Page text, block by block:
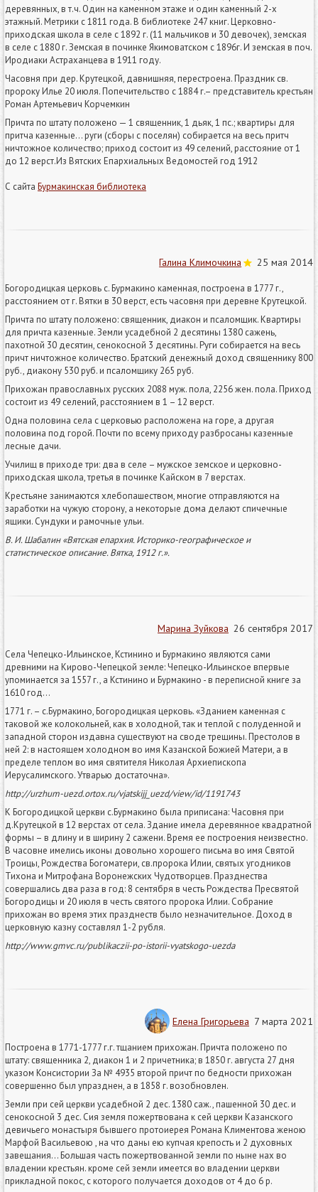
деревянных, в т.ч. Один на каменном этаже и один каменный 2-х
этажный. Метрики с 1811 года. В библиотеке 247 книг. Церковно-
приходская школа в селе с 1892 г. (11 мальчиков и 30 девочек), земская
в селе с 1880 г. Земская в починке Якимоватском с 1896г. И земская в поч.
Иродиаки Астраханцева в 1911 году.
Часовня при дер. Крутецкой, давнишняя, перестроена. Праздник св.
пророку Илье 20 июля. Попечительство с 1884 г.– представитель крестьян
Роман Артемьевич Корчемкин
Причта по штату положено — 1 священник, 1 дьяк, 1 пс.; квартиры для
притча казенные… руги (сборы с поселян) собирается на весь притч
ничтожное количество; приход состоит из 49 селений, расстояние от 1
до 12 верст.Из Вятских Епархиальных Ведомостей год 1912
С сайта Бурмакинская библиотека
Галина Климочкина 25 мая 2014
Богородицкая церковь с. Бурмакино каменная, построена в 1777 г.,
расстоянием от г. Вятки в 30 верст, есть часовня при деревне Крутецкой.
Причта по штату положено: священник, диакон и псаломщик. Квартиры
для причта казенные. Земли усадебной 2 десятины 1380 сажень,
пахотной 30 десятин, сенокосной 3 десятины. Руги собирается на весь
причт ничтожное количество. Братский денежный доход священнику 800
руб., диакону 530 руб. и псаломщику 265 руб.
Прихожан православных русских 2088 муж. пола, 2256 жен. пола. Приход
состоит из 49 селений, расстоянием в 1 – 12 верст.
Одна половина села с церковью расположена на горе, а другая
половина под горой. Почти по всему приходу разбросаны казенные
лесные дачи.
Училищ в приходе три: два в селе – мужское земское и церковно-
приходская школа, третья в починке Кайском в 7 верстах.
Крестьяне занимаются хлебопашеством, многие отправляются на
заработки на чужую сторону, а некоторые дома делают спичечные
ящики. Сундуки и рамочные ульи.
В. И. Шабалин «Вятская епархия. Историко-географическое и
статистическое описание. Вятка, 1912 г.».
Марина Зуйкова 26 сентября 2017
Села Чепецко-Ильинское, Кстинино и Бурмакино являются сами
древними на Кирово-Чепецкой земле: Чепецко-Ильинское впервые
упоминается за 1557 г., а Кстинино и Бурмакино - в переписной книге за
1610 год…
1771 г. – с.Бурмакино, Богородицкая церковь. «Зданием каменная с
таковой же колокольней, как в холодной, так и теплой с полуденной и
западной сторон издавна существуют на своде трещины. Престолов в
ней 2: в настоящем холодном во имя Казанской Божией Матери, а в
пределе теплом во имя святителя Николая Архиепископа
Иерусалимского. Утварью достаточна».
http://urzhum-uezd.ortox.ru/vjatskijj_uezd/view/id/1191743
К Богородицкой церкви с.Бурмакино была приписана: Часовня при
д.Крутецкой в 12 верстах от села. Здание имела деревянное квадратной
формы – в длину и в ширину 2 сажени. Время ее построения неизвестно.
В часовне имелись иконы довольно хорошего письма во имя Святой
Троицы, Рождества Богоматери, св.пророка Илии, святых угодников
Тихона и Митрофана Воронежских Чудотворцев. Празднества
совершались два раза в год: 8 сентября в честь Рождества Пресвятой
Богородицы и 20 июля в честь святого пророка Илии. Собрание
прихожан во время этих празднеств было незначительное. Доход в
церковную казну составлял 1-2 рубля.
http://www.gmvc.ru/publikaczii-po-istorii-vyatskogo-uezda
Елена Григорьева 7 марта 2021
Построена в 1771-1777 г.г. тщанием прихожан. Причта положено по
штату: священника 2, диакон 1 и 2 причетника; в 1850 г. августа 27 дня
указом Консистории За № 4935 второй причт по бедности прихожан
совершенно был упразднен, а в 1858 г. возобновлен.
Земли при сей церкви усадебной 2 дес. 1380 саж., пашенной 30 дес. и
сенокосной 3 дес. Сия земля пожертвована к сей церкви Казанского
девичьего монастыря бывшего протоиерея Романа Климентова женою
Марфой Васильевою , на что даны ею купчая крепость и 2 духовных
завещания… Большая часть пожертвованной земли по ныне нах во
владении крестьян. кроме сей земли имеется во владении церкви
прикладной покос, с которого получается доходов от 4 до 6 р.